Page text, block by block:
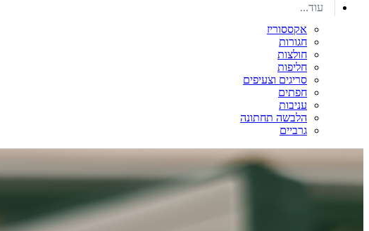
עוד...
אקססוריז
חגורות
חולצות
חליפות
סריגים וצעיפים
חפתים
עניבות
הלבשה תחתונה
גרביים